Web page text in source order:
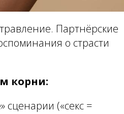
Партнёрские
о страсти
корни:
(«секс =